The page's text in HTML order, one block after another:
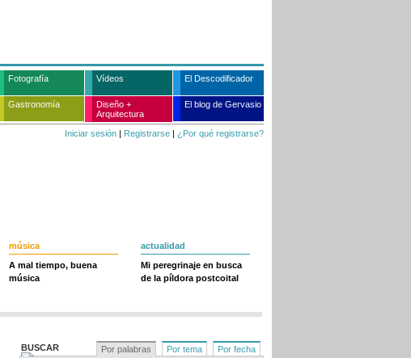
Fotografía Vídeos El Descodificador
Gastronomía
Diseño +
Arquitectura
El blog de Gervasio
Iniciar sesión | Registrarse | ¿Por qué registrarse?
música
A mal tiempo, buena
música
actualidad
Mi peregrinaje en busca
de la píldora postcoital
BUSCAR Por palabras Por tema Por fecha